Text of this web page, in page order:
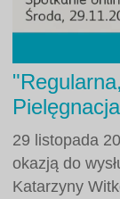
29 listopada
okazją do
Katarzyny